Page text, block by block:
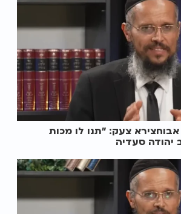
צעק: "תנו לו מכות
יהודה סעדיה